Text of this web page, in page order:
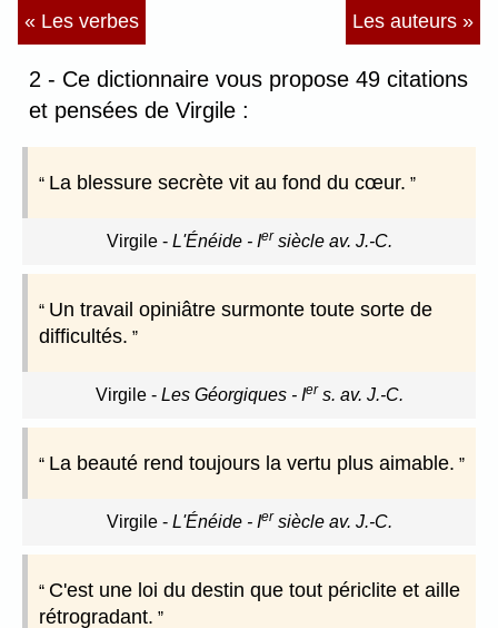
« Les verbes Les auteurs »
2 - Ce dictionnaire vous propose 49 citations
et pensées de Virgile :
La blessure secrète vit au fond du cœur.
Virgile- L'Énéide - Ier siècle av. J.-C.
Un travail opiniâtre surmonte toute sorte de
difficultés.
Virgile- Les Géorgiques - Ier s. av. J.-C.
La beauté rend toujours la vertu plus aimable.
Virgile- L'Énéide - Ier siècle av. J.-C.
C'est une loi du destin que tout périclite et aille
rétrogradant.